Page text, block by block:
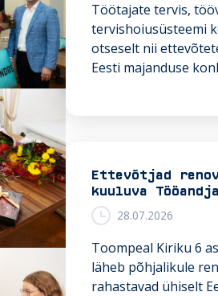
Töötajate tervis,
tervishoiusüsteemi
otseselt nii
Eesti majanduse
Ettevõtjad
kuuluva
28.07.2026
Toompeal Kiriku 6
läheb põhjalikule
rahastavad ühiselt